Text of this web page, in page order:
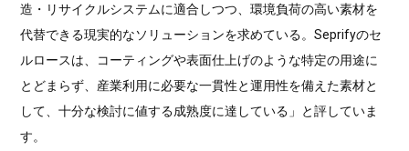
造・リサイクルシステムに適合しつつ、環境負荷の高い素材を
代替できる現実的なソリューションを求めている。Seprifyのセ
ルロースは、コーティングや表面仕上げのような特定の用途に
とどまらず、産業利用に必要な一貫性と運用性を備えた素材と
して、十分な検討に値する成熟度に達している」と評していま
す。